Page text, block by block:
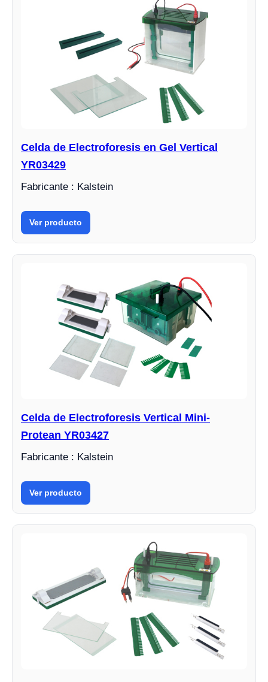
Celda de Electroforesis en Gel Vertical
YR03429
Fabricante : Kalstein
Ver producto
Celda de Electroforesis Vertical Mini-
Protean YR03427
Fabricante : Kalstein
Ver producto